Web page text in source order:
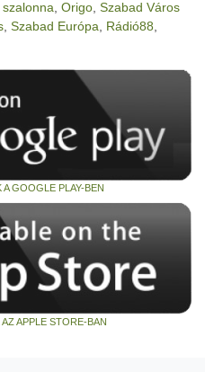
Origo Szabad Város
Szabad Európa Rádió88
A GOOGLE PLAY-BEN
APPLE STORE-BAN